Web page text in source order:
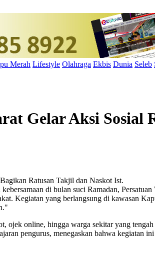
Merah Lifestyle Olahraga Ekbis Dunia Seleb
Gelar Aksi Sosial
Ist.
di bulan suci Ramadan,
Kegiatan yang berlangsung di kawasan
ojek online, hingga warga sekitar yang
pengurus, menegaskan bahwa kegiatan